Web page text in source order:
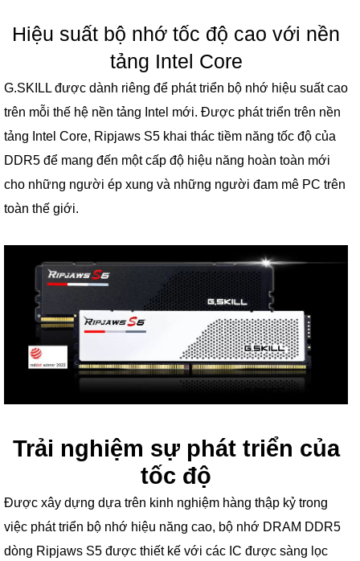
Hiệu suất bộ nhớ tốc độ cao với nền
tảng Intel Core
G.SKILL được dành riêng để phát triển bộ nhớ hiệu suất cao
trên mỗi thế hệ nền tảng Intel mới. Được phát triển trên nền
tảng Intel Core, Ripjaws S5 khai thác tiềm năng tốc độ của
DDR5 để mang đến một cấp độ hiệu năng hoàn toàn mới
cho những người ép xung và những người đam mê PC trên
toàn thế giới.
Trải nghiệm sự phát triển của
tốc độ
Được xây dựng dựa trên kinh nghiệm hàng thập kỷ trong
việc phát triển bộ nhớ hiệu năng cao, bộ nhớ DRAM DDR5
dòng Ripjaws S5 được thiết kế với các IC được sàng lọc